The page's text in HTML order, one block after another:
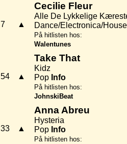
7 ▲
Cecilie Fleur
Alle De Lykkelige
Dance/Electronica/House
På hitlisten hos:
Walentunes
54 ▲
Take That
Kidz
Pop Info
På hitlisten hos:
JohnskiBeat
33 ▲
Anna Abreu
Hysteria
Pop Info
På hitlisten hos: